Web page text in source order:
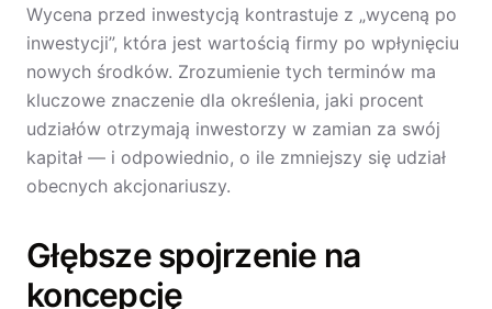
Wycena przed inwestycją kontrastuje z „wyceną po
inwestycji”, która jest wartością firmy po wpłynięciu
nowych środków. Zrozumienie tych terminów ma
kluczowe znaczenie dla określenia, jaki procent
udziałów otrzymają inwestorzy w zamian za swój
kapitał — i odpowiednio, o ile zmniejszy się udział
obecnych akcjonariuszy.
Głębsze spojrzenie na
koncepcję